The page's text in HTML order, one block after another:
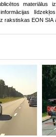
materiālus
rakstiskas EON SIA